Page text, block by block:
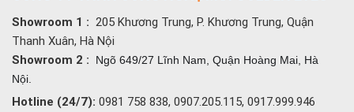
Showroom 1 : 205 Khương Trung, P. Khương Trung, Quận
Thanh Xuân, Hà Nội
Showroom 2 :
Ngõ 649/27 Lĩnh Nam, Quận Hoàng Mai, Hà
Nội.
Hotline (24/7): 0981 758 838, 0907.205.115, 0917.999.946